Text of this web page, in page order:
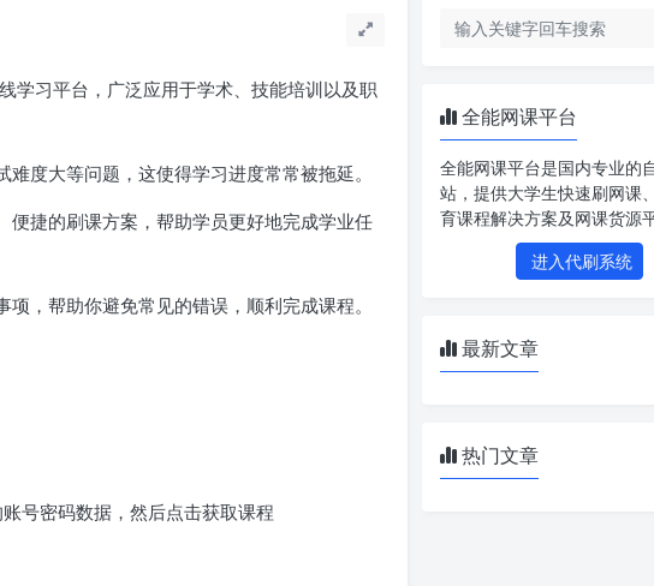
学习平台，广泛应用于学术、技能培训以及职
度大等问题，这使得学习进度常常被拖延。
捷的刷课方案，帮助学员更好地完成学业任
，帮助你避免常见的错误，顺利完成课程。
号密码数据，然后点击获取课程
全能网课平台
全能网课平台是国内专业的
站，提供大学生快速刷网课
育课程解决方案及网课货源
进入代刷系统
最新文章
热门文章